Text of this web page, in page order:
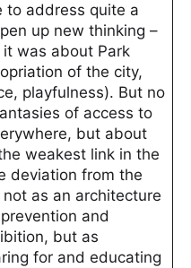
to address quite a
up new thinking –
was about Park
of the city,
playfulness). But no
of access to
but about
weakest link in the
deviation from the
as an architecture
and
but as
for and educating